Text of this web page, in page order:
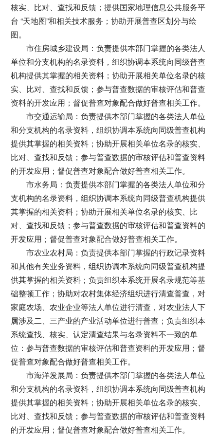
核实、比对、查找和反馈；提供国家地理信息公共服务平
台 “天地图”和相关技术服务；协助开展普查区划分与绘
图。
市住房城乡建设局：负责提供本部门掌握的各类法人
单位和分支机构的名录资料，组织协调本系统向同级普查
机构提供其掌握的相关资料；协助开展相关单位名录的核
实、比对、查找和反馈；参与普查数据的审核评估和普查
资料的开发应用；督促普查对象配合做好普查相关工作。
市交通运输局：负责提供本部门掌握的各类法人单位
和分支机构的名录资料，组织协调本系统向同级普查机构
提供其掌握的相关资料；协助开展相关单位名录的核实、
比对、查找和反馈；参与普查数据的审核评估和普查资料
的开发应用；督促普查对象配合做好普查相关工作。
市水务局：负责提供本部门掌握的各类法人单位和分
支机构的名录资料，组织协调本系统向同级普查机构提供
其掌握的相关资料；协助开展相关单位名录的核实、比
对、查找和反馈；参与普查数据的审核评估和普查资料的
开发应用；督促普查对象配合做好普查相关工作。
市农业农村局：负责提供本部门掌握的行政记录资料
和其他有关业务资料，组织协调本系统向同级普查机构提
供其掌握的相关资料；负责组织本系统开展名录规范等基
础整顿工作；协助对农村集体经济组织进行清查普查，对
家庭农场、农业企业等法人单位进行清查，对农业法人下
属涉及二、三产业的产业活动单位进行普查；负责组织本
系统查找、核实、认定清查结果与名录资料不一致的单
位：参与普查数据的审核评估和普查资料的开发应用；督
促普查对象配合做好普查相关工作。
市海洋发展局：负责提供本部门掌握的各类法人单位
和分支机构的名录资料，组织协调本系统向同级普查机构
提供其掌握的相关资料；协助开展相关单位名录的核实、
比对、查找和反馈；参与普查数据的审核评估和普查资料
的开发应用；督促普查对象配合做好普查相关工作。